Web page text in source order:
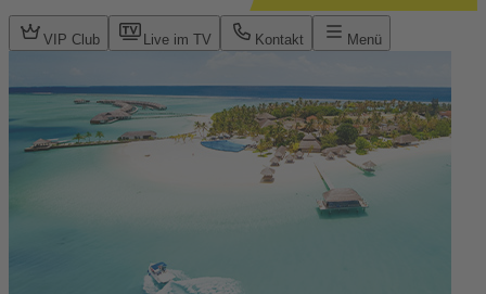
VIP Club Live im TV Kontakt Menü